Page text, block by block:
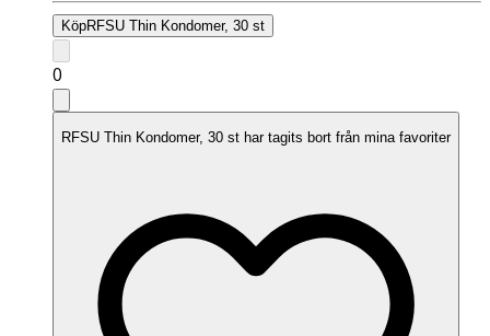
KöpRFSU Thin Kondomer, 30 st
0
RFSU Thin Kondomer, 30 st har tagits bort från mina favoriter